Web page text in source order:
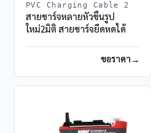
PVC Charging Cable 2
สายชาร์จหลายหัวขึ้นรูป
ใหม่2มิติ สายชาร์จยืดหดได้
ขอราคา